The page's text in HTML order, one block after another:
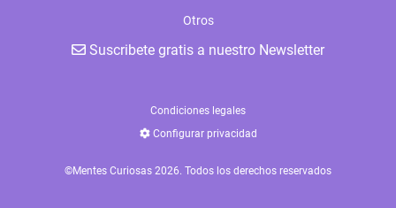
Otros
Suscribete gratis a nuestro Newsletter
Condiciones legales
Configurar privacidad
©Mentes Curiosas 2026. Todos los derechos reservados